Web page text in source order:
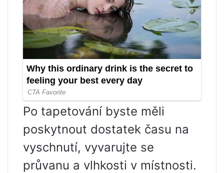
Po tapetování byste měli
poskytnout dostatek času na
vyschnutí, vyvarujte se
průvanu a vlhkosti v místnosti.